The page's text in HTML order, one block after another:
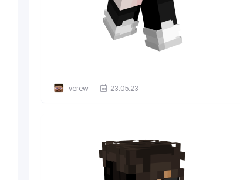
verew 23.05.23